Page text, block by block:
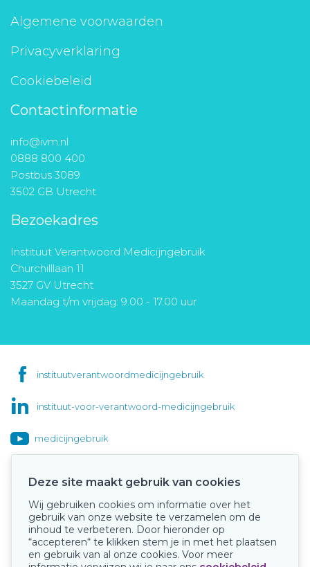
Algemene voorwaarden
Privacyverklaring
Cookiebeleid
Contactinformatie
info@ivm.nl
0888 800 400
Postbus 3089
3502 GB Utrecht
Bezoekadres
Instituut Verantwoord Medicijngebruik
Churchilllaan 11
3527 GV Utrecht
Maandag t/m vrijdag: 9.00 - 17.00 uur
instituutverantwoordmedicijngebruik
instituut-voor-verantwoord-medicijngebruik
medicijngebruik
Onze keurmerken
Deze site maakt gebruik van cookies
Wij gebruiken cookies om informatie over het
gebruik van onze website te verzamelen om de
inhoud te verbeteren. Door hieronder op
“accepteren“ te klikken stem je in met het plaatsen
en gebruik van al onze cookies. Voor meer